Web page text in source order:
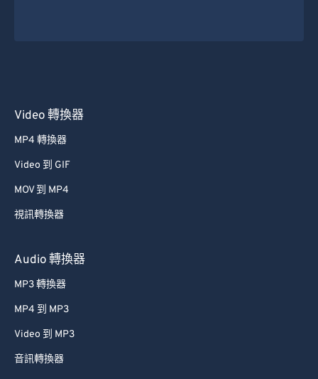
Video 轉換器
MP4 轉換器
Video 到 GIF
MOV 到 MP4
視訊轉換器
Audio 轉換器
MP3 轉換器
MP4 到 MP3
Video 到 MP3
音訊轉換器